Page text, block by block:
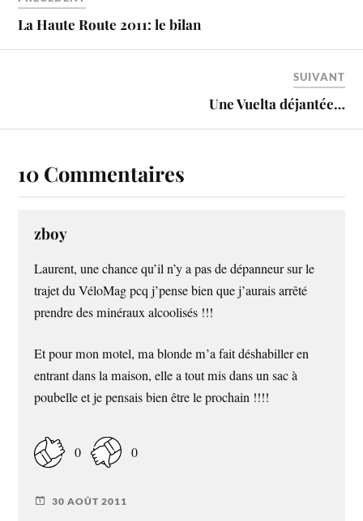
La Haute Route 2011: le bilan
SUIVANT
Une Vuelta déjantée…
10 Commentaires
zboy
Laurent, une chance qu’il n’y a pas de dépanneur sur le
trajet du VéloMag pcq j’pense bien que j’aurais arrêté
prendre des minéraux alcoolisés !!!
Et pour mon motel, ma blonde m’a fait déshabiller en
entrant dans la maison, elle a tout mis dans un sac à
poubelle et je pensais bien être le prochain !!!!
0 0
30 AOÛT 2011